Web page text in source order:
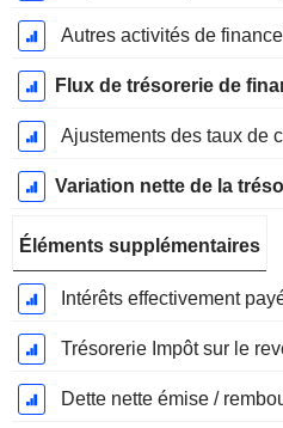
Autres activités de
Flux de trésorerie de
Ajustements des taux de
Variation nette de la
Éléments supplémentaires
Intérêts effectivement
Dette nette émise /